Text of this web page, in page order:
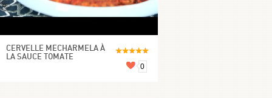
CERVELLE MECHARMELA À
LA SAUCE TOMATE
0